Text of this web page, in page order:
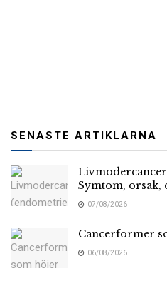
SENASTE ARTIKLARNA
Symtom, orsak,
07/08/2026
Cancerformer
06/08/2026